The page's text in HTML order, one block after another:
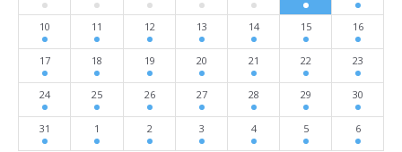
10 11 12 13 14 15 16
17 18 19 20 21 22 23
24 25 26 27 28 29 30
31 1 2 3 4 5 6